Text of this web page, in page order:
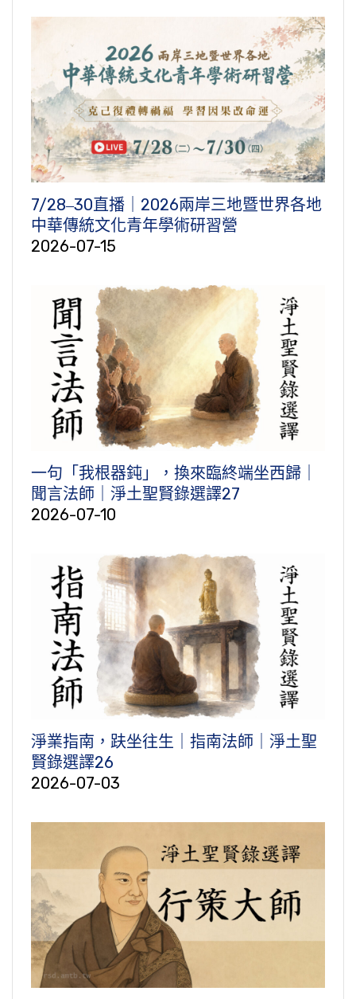
7/28‒30直播｜2026兩岸三地暨世界各地
中華傳統文化青年學術研習營
2026-07-15
一句「我根器鈍」，換來臨終端坐西歸｜
聞言法師｜淨土聖賢錄選譯27
2026-07-10
淨業指南，趺坐往生｜指南法師｜淨土聖
賢錄選譯26
2026-07-03